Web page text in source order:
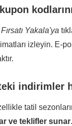
Fırsatı Yakala'ya
izleyin. E-
indirimler
tatil
ve teklifler sunar